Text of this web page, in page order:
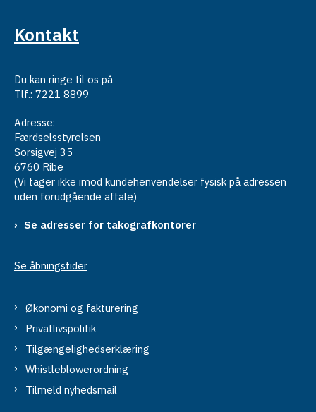
Kontakt
Du kan ringe til os på
Tlf.: 7221 8899
Adresse:
Færdselsstyrelsen
Sorsigvej 35
6760 Ribe
(Vi tager ikke imod kundehenvendelser fysisk på adressen
uden forudgående aftale)
Se adresser for takografkontorer
Se åbningstider
Økonomi og fakturering
Privatlivspolitik
Tilgængelighedserklæring
Whistleblowerordning
Tilmeld nyhedsmail